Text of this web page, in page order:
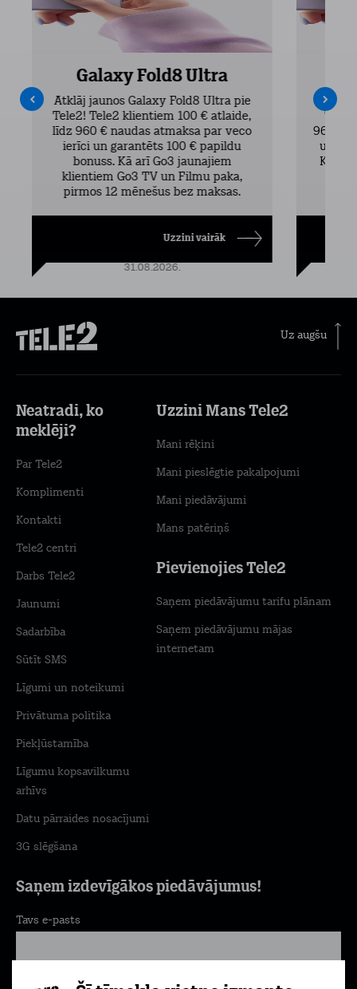
Galaxy Fold8 Ultra
Atklāj jaunos Galaxy Fold8 Ultra pie
Tele2! Tele2 klientiem 100 € atlaide,
līdz 960 € naudas atmaksa par veco
ierīci un garantēts 100 € papildu
bonuss. Kā arī Go3 jaunajiem
klientiem Go3 TV un Filmu paka,
pirmos 12 mēnešus bez maksas.
Uzzini vairāk
31.08.2026.
Atklāj
960 €
un
Kā arī
Uz augšu
Saņem izdevīgākos piedāvājumus!
Tavs e-pasts
Neatradi, ko
meklēji?
Par Tele2
Komplimenti
Kontakti
Tele2 centri
Darbs Tele2
Jaunumi
Sadarbība
Sūtīt SMS
Līgumi un noteikumi
Privātuma politika
Piekļūstamība
Līgumu kopsavilkumu
arhīvs
Datu pārraides nosacījumi
3G slēgšana
Uzzini Mans Tele2
Mani rēķini
Mani pieslēgtie pakalpojumi
Mani piedāvājumi
Mans patēriņš
Pievienojies Tele2
Saņem piedāvājumu tarifu plānam
Saņem piedāvājumu mājas
internetam